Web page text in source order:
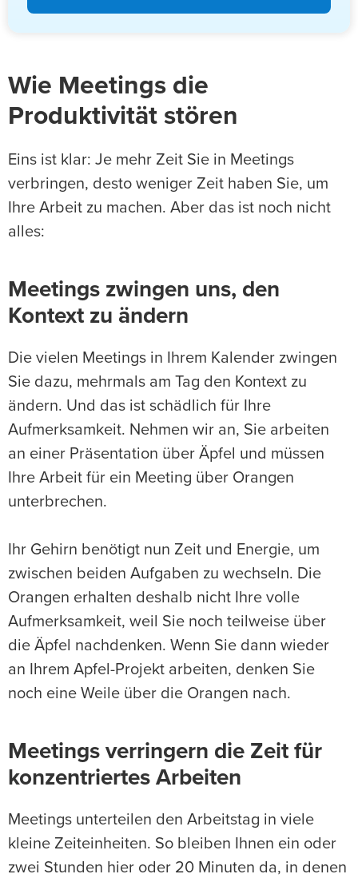
Wie Meetings die
Produktivität stören
Eins ist klar: Je mehr Zeit Sie in Meetings
verbringen, desto weniger Zeit haben Sie, um
Ihre Arbeit zu machen. Aber das ist noch nicht
alles:
Meetings zwingen uns, den
Kontext zu ändern
Die vielen Meetings in Ihrem Kalender zwingen
Sie dazu, mehrmals am Tag den Kontext zu
ändern. Und das ist schädlich für Ihre
Aufmerksamkeit. Nehmen wir an, Sie arbeiten
an einer Präsentation über Äpfel und müssen
Ihre Arbeit für ein Meeting über Orangen
unterbrechen.
Ihr Gehirn benötigt nun Zeit und Energie, um
zwischen beiden Aufgaben zu wechseln. Die
Orangen erhalten deshalb nicht Ihre volle
Aufmerksamkeit, weil Sie noch teilweise über
die Äpfel nachdenken. Wenn Sie dann wieder
an Ihrem Apfel-Projekt arbeiten, denken Sie
noch eine Weile über die Orangen nach.
Meetings verringern die Zeit für
konzentriertes Arbeiten
Meetings unterteilen den Arbeitstag in viele
kleine Zeiteinheiten. So bleiben Ihnen ein oder
zwei Stunden hier oder 20 Minuten da, in denen